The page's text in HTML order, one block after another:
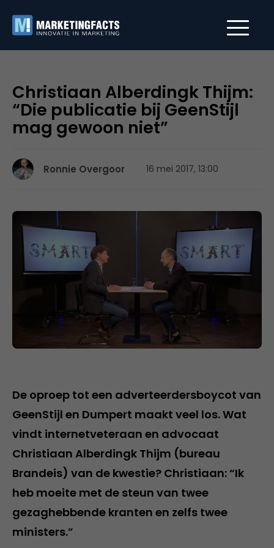
Christiaan Alberdingk Thijm:
“Die publicatie bij GeenStijl
mag gewoon niet”
Ronnie Overgoor 16 mei 2017, 13:00
De oproep tot een adverteerdersboycot van
GeenStijl en Dumpert maakt veel los. Wat
vindt internetveteraan en advocaat
Christiaan Alberdingk Thijm (bureau
Brandeis) van de kwestie? Christiaan: “Ik
heb moeite met de steun van twee
gezaghebbende kranten en zelfs twee
ministers.”